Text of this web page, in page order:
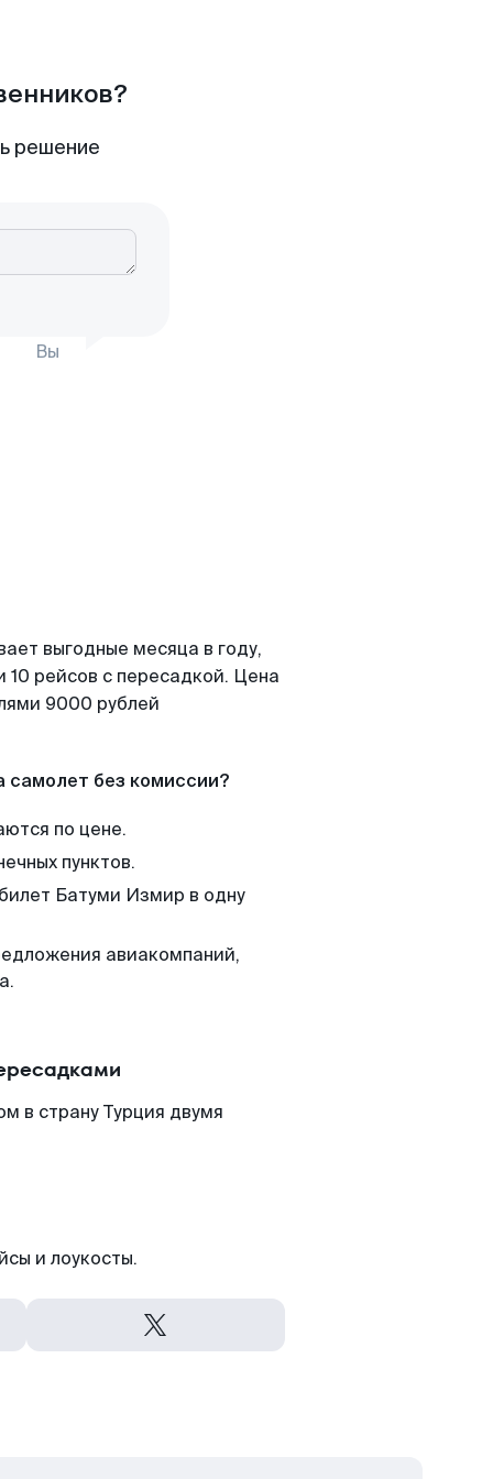
решение
Вы
выгодные месяца в году,
рейсов с пересадкой. Цена
9000 рублей
самолет без комиссии?
по цене.
пунктов.
Батуми Измир в одну
авиакомпаний,
в страну Турция двумя
и лоукосты.